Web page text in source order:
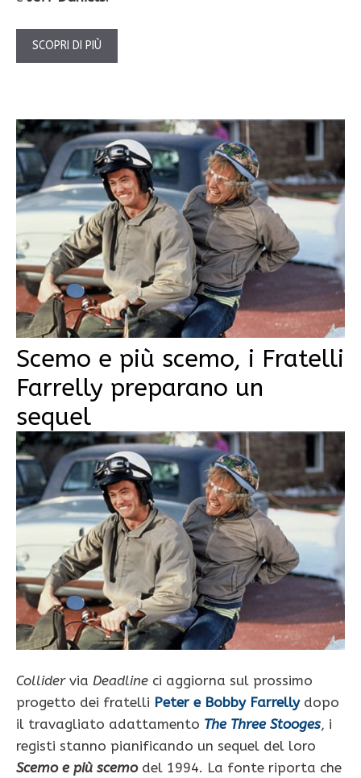
SCOPRI DI PIÙ
Scemo e più scemo, i Fratelli
Farrelly preparano un
sequel
Collidervia Deadline ci aggiorna sul prossimo
progetto dei fratelli Peter e Bobby Farrellydopo
il travagliato adattamento The Three Stooges, i
registi stanno pianificando un sequel del loro
Scemo e più scemodel 1994. La fonte riporta che